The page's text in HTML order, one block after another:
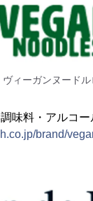
ヴィーガンヌード
味料・アルコ
brand/